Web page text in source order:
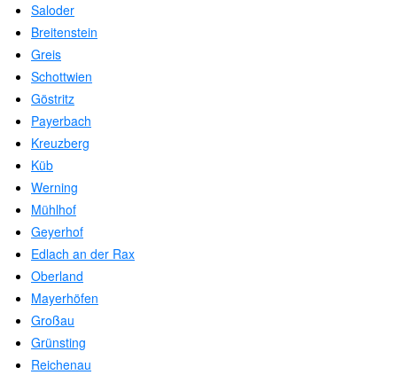
Saloder
Breitenstein
Greis
Schottwien
Göstritz
Payerbach
Kreuzberg
Küb
Werning
Mühlhof
Geyerhof
Edlach an der Rax
Oberland
Mayerhöfen
Großau
Grünsting
Reichenau